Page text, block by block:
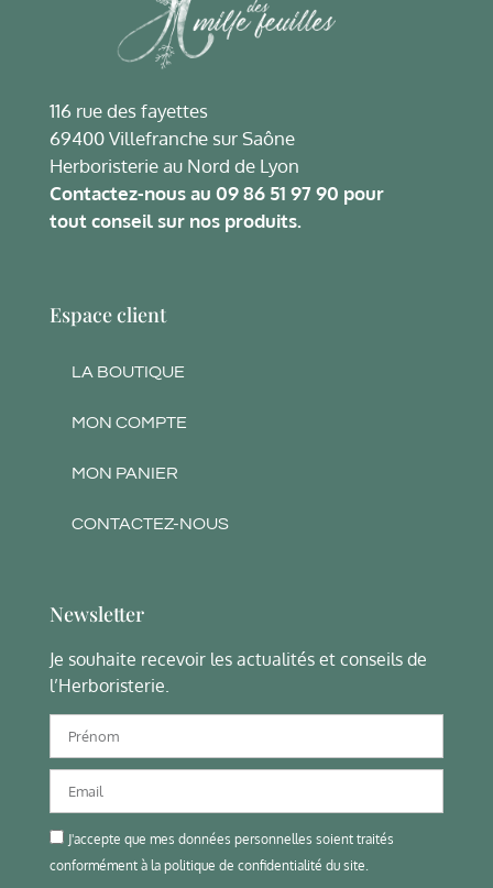
116 rue des fayettes
69400 Villefranche sur Saône
Herboristerie au Nord de Lyon
Contactez-nous au 09 86 51 97 90 pour
tout conseil sur nos produits.
Espace client
LA BOUTIQUE
MON COMPTE
MON PANIER
CONTACTEZ-NOUS
Newsletter
Je souhaite recevoir les actualités et conseils de
l’Herboristerie.
J'accepte que mes données personnelles soient traités
conformément à la politique de confidentialité du site.